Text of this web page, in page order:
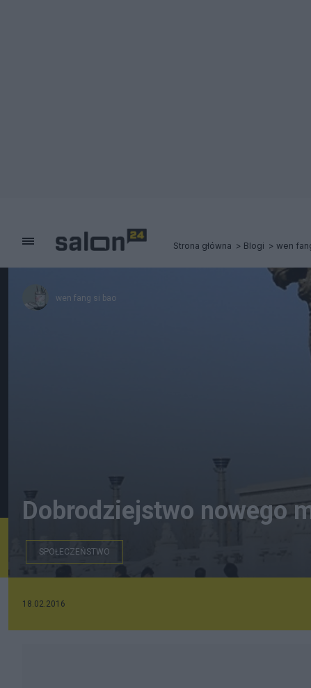
Strona główna Blogi wen
wen fang si bao
Dobrodziejstwo nowego
SPOŁECZEŃSTWO
18.02.2016